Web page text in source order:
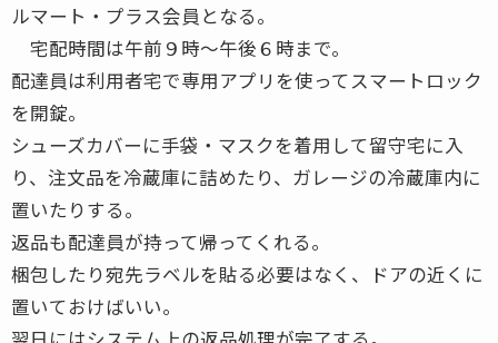
ルマート・プラス会員となる。
宅配時間は午前９時～午後６時まで。
配達員は利用者宅で専用アプリを使ってスマートロック
を開錠。
シューズカバーに手袋・マスクを着用して留守宅に入
り、注文品を冷蔵庫に詰めたり、ガレージの冷蔵庫内に
置いたりする。
返品も配達員が持って帰ってくれる。
梱包したり宛先ラベルを貼る必要はなく、ドアの近くに
置いておけばいい。